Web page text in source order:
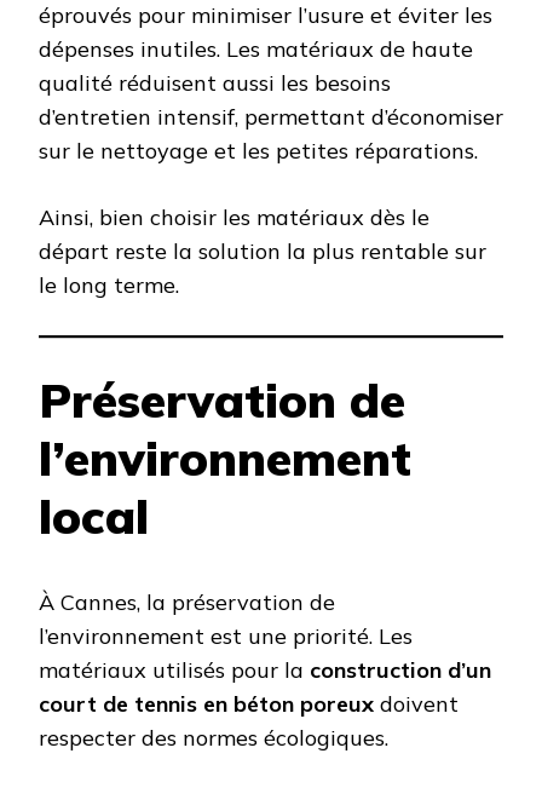
éprouvés pour minimiser l’usure et éviter les
dépenses inutiles. Les matériaux de haute
qualité réduisent aussi les besoins
d’entretien intensif, permettant d’économiser
sur le nettoyage et les petites réparations.
Ainsi, bien choisir les matériaux dès le
départ reste la solution la plus rentable sur
le long terme.
Préservation de
l’environnement
local
À Cannes, la préservation de
l’environnement est une priorité. Les
matériaux utilisés pour la construction d’un
court de tennis en béton poreux doivent
respecter des normes écologiques.